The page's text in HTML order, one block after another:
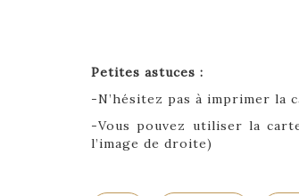
Petites astuces :
-N’hésitez pas à imprimer la
-Vous pouvez utiliser la
l’image de droite)